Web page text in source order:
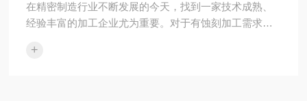
在精密制造行业不断发展的今天，找到一家技术成熟、
经验丰富的加工企业尤为重要。对于有蚀刻加工需求的
关注的一家企业。···
+